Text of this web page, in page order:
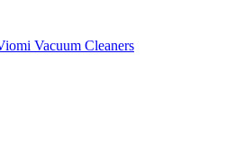
Vacuum Cleaners